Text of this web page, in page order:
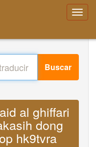
Buscar
al ghiffari
dong
hk9tvra